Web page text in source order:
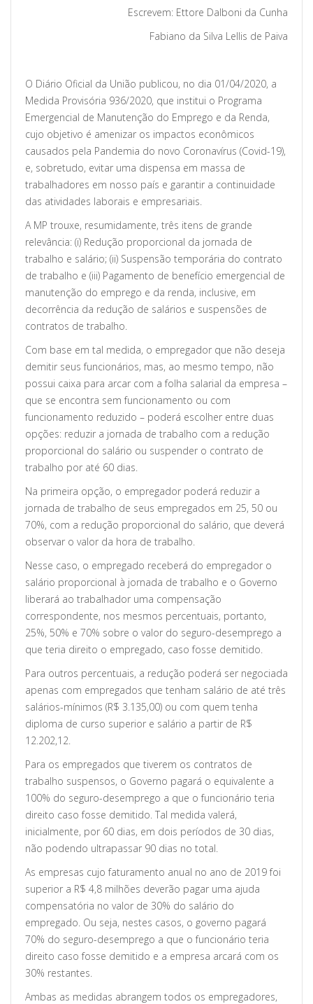
Escrevem: Ettore Dalboni da Cunha
Fabiano da Silva Lellis de Paiva
O Diário Oficial da União publicou, no dia 01/04/2020, a
Medida Provisória 936/2020, que institui o Programa
Emergencial de Manutenção do Emprego e da Renda,
cujo objetivo é amenizar os impactos econômicos
causados pela Pandemia do novo Coronavírus (Covid-19),
e, sobretudo, evitar uma dispensa em massa de
trabalhadores em nosso país e garantir a continuidade
das atividades laborais e empresariais.
A MP trouxe, resumidamente, três itens de grande
relevância: (i) Redução proporcional da jornada de
trabalho e salário; (ii) Suspensão temporária do contrato
de trabalho e (iii) Pagamento de benefício emergencial de
manutenção do emprego e da renda, inclusive, em
decorrência da redução de salários e suspensões de
contratos de trabalho.
Com base em tal medida, o empregador que não deseja
demitir seus funcionários, mas, ao mesmo tempo, não
possui caixa para arcar com a folha salarial da empresa –
que se encontra sem funcionamento ou com
funcionamento reduzido – poderá escolher entre duas
opções: reduzir a jornada de trabalho com a redução
proporcional do salário ou suspender o contrato de
trabalho por até 60 dias.
Na primeira opção, o empregador poderá reduzir a
jornada de trabalho de seus empregados em 25, 50 ou
70%, com a redução proporcional do salário, que deverá
observar o valor da hora de trabalho.
Nesse caso, o empregado receberá do empregador o
salário proporcional à jornada de trabalho e o Governo
liberará ao trabalhador uma compensação
correspondente, nos mesmos percentuais, portanto,
25%, 50% e 70% sobre o valor do seguro-desemprego a
que teria direito o empregado, caso fosse demitido.
Para outros percentuais, a redução poderá ser negociada
apenas com empregados que tenham salário de até três
salários-mínimos (R$ 3.135,00) ou com quem tenha
diploma de curso superior e salário a partir de R$
12.202,12.
Para os empregados que tiverem os contratos de
trabalho suspensos, o Governo pagará o equivalente a
100% do seguro-desemprego a que o funcionário teria
direito caso fosse demitido. Tal medida valerá,
inicialmente, por 60 dias, em dois períodos de 30 dias,
não podendo ultrapassar 90 dias no total.
As empresas cujo faturamento anual no ano de 2019 foi
superior a R$ 4,8 milhões deverão pagar uma ajuda
compensatória no valor de 30% do salário do
empregado. Ou seja, nestes casos, o governo pagará
70% do seguro-desemprego a que o funcionário teria
direito caso fosse demitido e a empresa arcará com os
30% restantes.
Ambas as medidas abrangem todos os empregadores,